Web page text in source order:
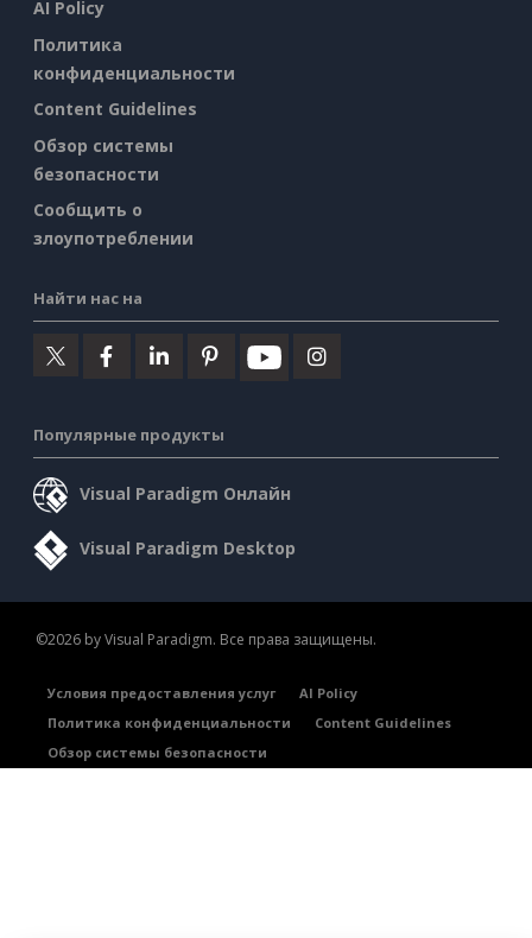
AI Policy
Политика
конфиденциальности
Content Guidelines
Обзор системы
безопасности
Сообщить о
злоупотреблении
Найти нас на
Популярные продукты
Visual Paradigm Онлайн
Visual Paradigm Desktop
©2026 by Visual Paradigm. Все права защищены.
Условия предоставления услуг
AI Policy
Политика конфиденциальности
Content Guidelines
Обзор системы безопасности